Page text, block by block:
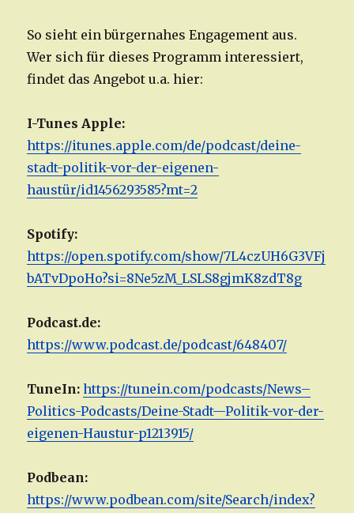
So sieht ein bürgernahes Engagement aus.
Wer sich für dieses Programm interessiert,
findet das Angebot u.a. hier:
I-Tunes Apple:
https://itunes.apple.com/de/podcast/deine-
stadt-politik-vor-der-eigenen-
haustür/id1456293585?mt=2
Spotify:
https://open.spotify.com/show/7L4czUH6G3VFj
bATvDpoHo?si=8Ne5zM_LSLS8gjmK8zdT8g
Podcast.de:
https://www.podcast.de/podcast/648407/
TuneIn:https://tunein.com/podcasts/News–
Politics-Podcasts/Deine-Stadt—Politik-vor-der-
eigenen-Haustur-p1213915/
Podbean:
https://www.podbean.com/site/Search/index?